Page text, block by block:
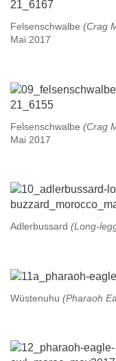
Felsenschwalbe (Crag
Mai 2017
Felsenschwalbe (Crag
Mai 2017
Adlerbussard (Long-
Wüstenuhu (Pharaoh